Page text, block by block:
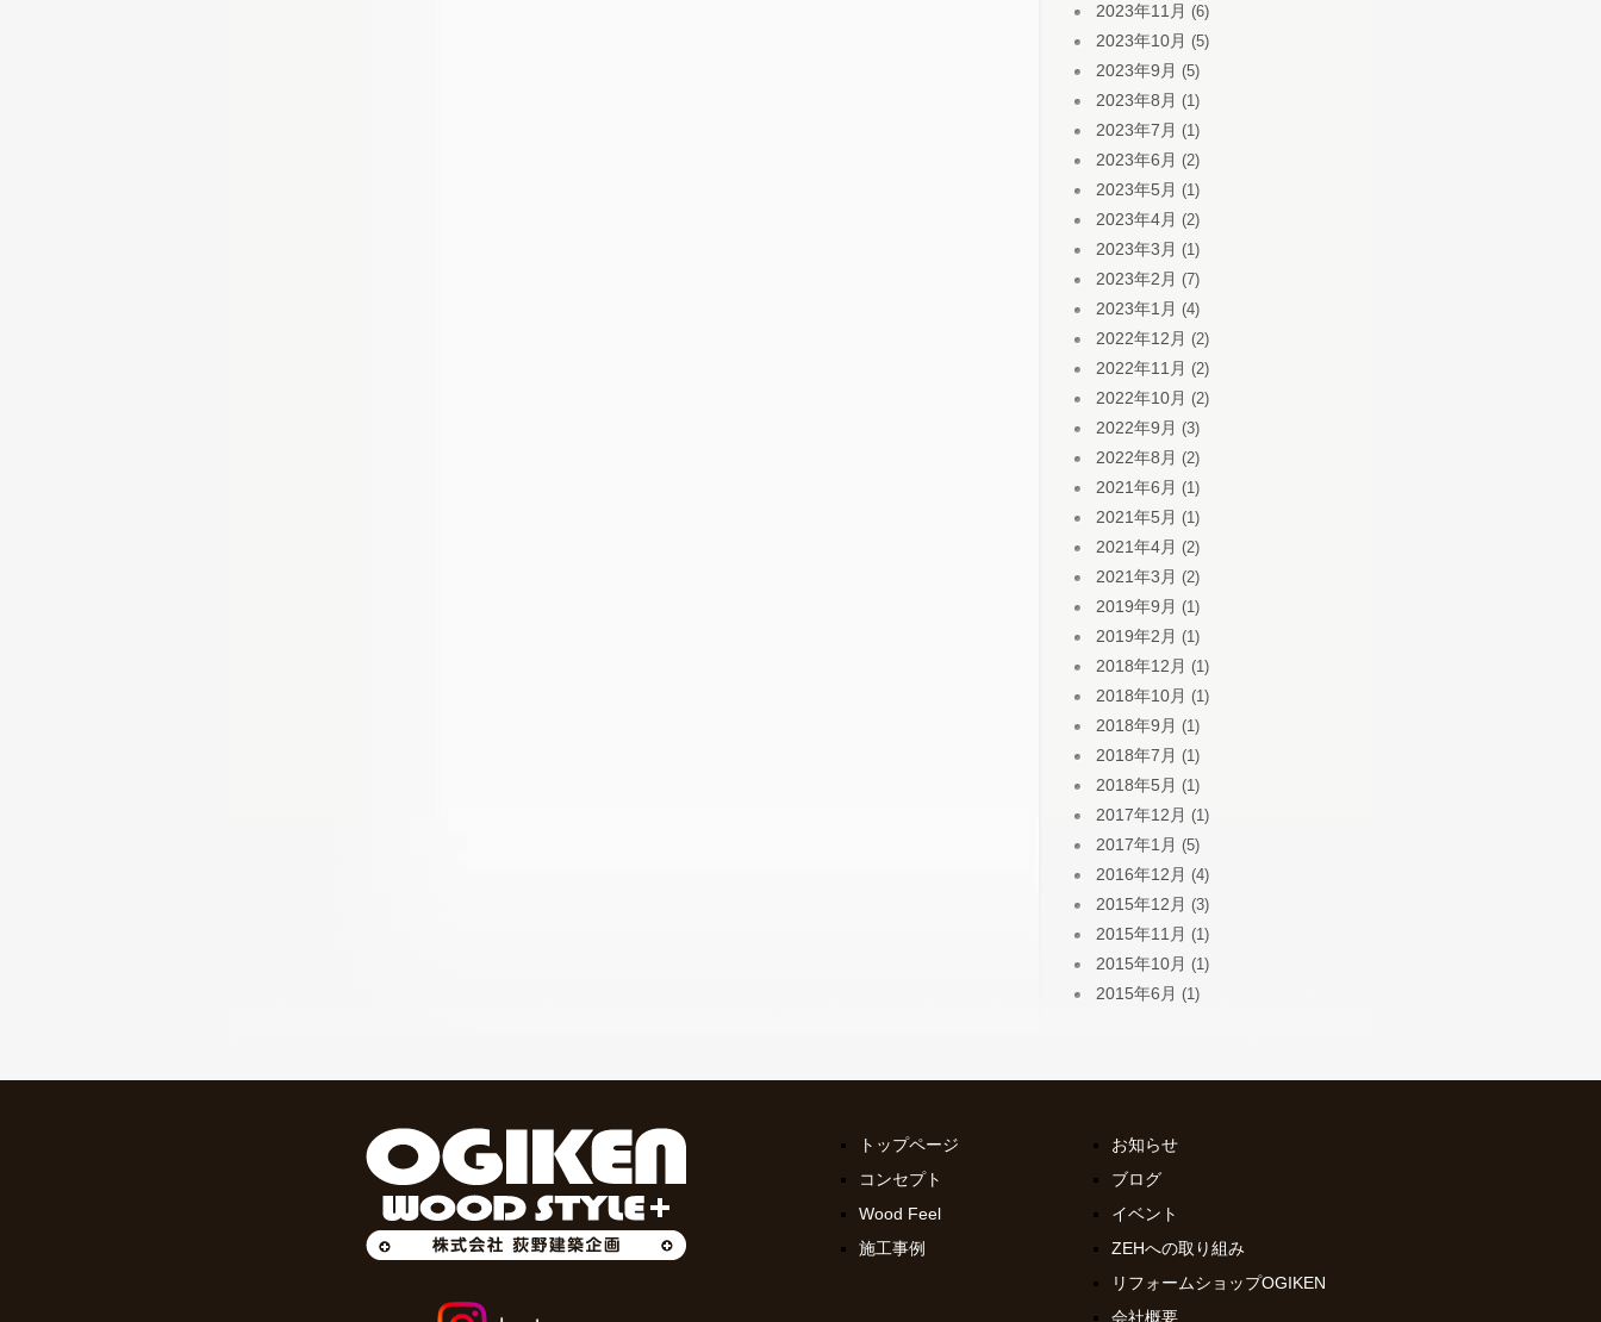
2023年11月 (6)
2023年10月 (5)
2023年9月 (5)
2023年8月 (1)
2023年7月 (1)
2023年6月 (2)
2023年5月 (1)
2023年4月 (2)
2023年3月 (1)
2023年2月 (7)
2023年1月 (4)
2022年12月 (2)
2022年11月 (2)
2022年10月 (2)
2022年9月 (3)
2022年8月 (2)
2021年6月 (1)
2021年5月 (1)
2021年4月 (2)
2021年3月 (2)
2019年9月 (1)
2019年2月 (1)
2018年12月 (1)
2018年10月 (1)
2018年9月 (1)
2018年7月 (1)
2018年5月 (1)
2017年12月 (1)
2017年1月 (5)
2016年12月 (4)
2015年12月 (3)
2015年11月 (1)
2015年10月 (1)
2015年6月 (1)
トップページ
コンセプト
Wood Feel
施工事例
お知らせ
ブログ
イベント
ZEHへの取り組み
リフォームショップOGIKEN
会社概要